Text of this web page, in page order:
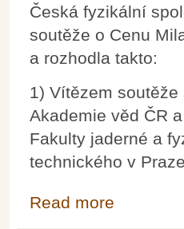
Česká fyzikální
soutěže o Cenu
a rozhodla takto:
1) Vítězem
Akademie věd ČR
Fakulty jaderné a
technického v
Read more